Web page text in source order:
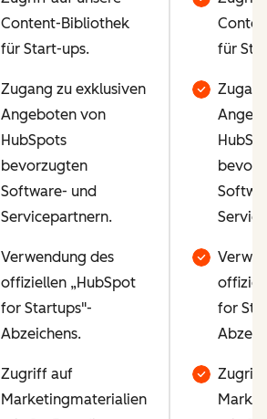
Content-Bibliothek
für Start-ups.
Zugang zu exklusiven
Angeboten von
HubSpots
bevorzugten
Software- und
Servicepartnern.
Verwendung des
offiziellen „HubSpot
for Startups"-
Abzeichens.
Zugriff auf
Marketingmaterialien
für
for
Zugriff